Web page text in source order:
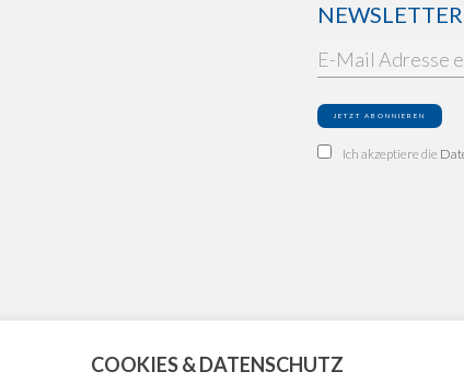
Ich akzeptiere die
COOKIES & DATENSCHUTZ